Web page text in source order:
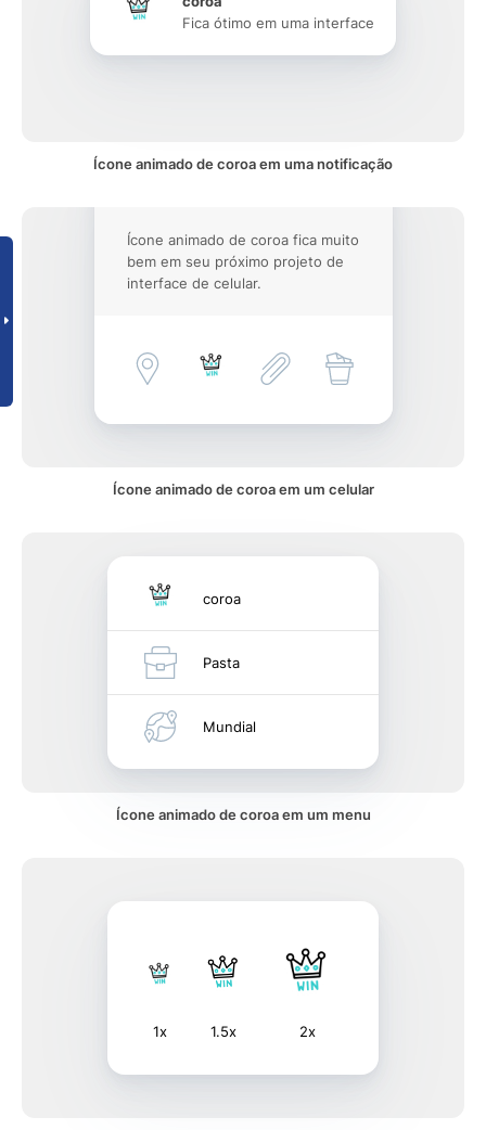
Fica ótimo em uma interface
Ícone animado de coroa em uma notificação
Ícone animado de coroa fica muito
bem em seu próximo projeto de
interface de celular.
Ícone animado de coroa em um celular
coroa
Pasta
Mundial
Ícone animado de coroa em um menu
1x 1.5x 2x